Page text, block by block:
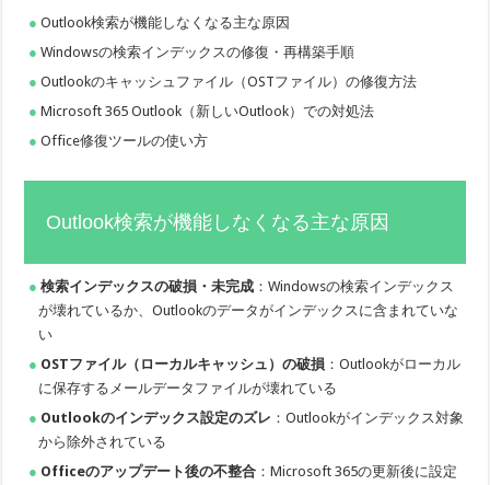
Outlook検索が機能しなくなる主な原因
Windowsの検索インデックスの修復・再構築手順
Outlookのキャッシュファイル（OSTファイル）の修復方法
Microsoft 365 Outlook（新しいOutlook）での対処法
Office修復ツールの使い方
Outlook検索が機能しなくなる主な原因
検索インデックスの破損・未完成 ：Windowsの検索インデックス
が壊れているか、Outlookのデータがインデックスに含まれていな
い
OSTファイル（ローカルキャッシュ）の破損 ：Outlookがローカル
に保存するメールデータファイルが壊れている
Outlookのインデックス設定のズレ ：Outlookがインデックス対象
から除外されている
Officeのアップデート後の不整合 ：Microsoft 365の更新後に設定